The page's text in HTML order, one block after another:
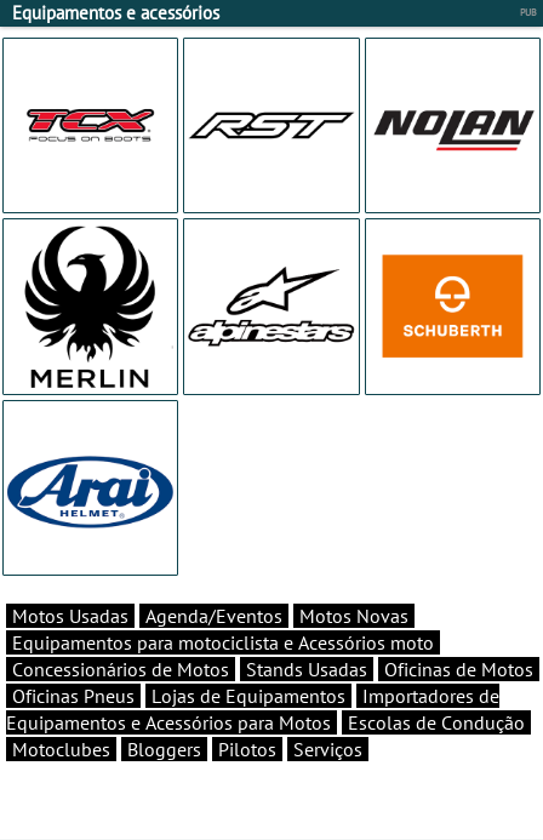
Equipamentos e acessórios
Motos Usadas Agenda/Eventos
Motos Novas
Equipamentos para motociclista e Acessórios moto
Concessionários de Motos
Stands Usadas
Oficinas de Motos
Oficinas Pneus
Lojas de Equipamentos
Importadores de
Equipamentos e Acessórios para Motos
Escolas de Condução
Motoclubes
Bloggers Pilotos Serviços